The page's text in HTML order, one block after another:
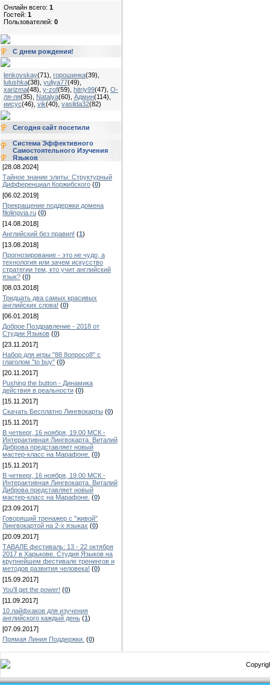
Онлайн всего: 1
Гостей: 1
Пользователей: 0
С днем рождения!
lenkovskay(71) горошинка(39)
lulushka(38) yuliya77(49)
xarizma(48) y-zof(59) hitriy99(47) О-
ля-ля(35) Natalya(60) Админ(114)
иисус(46) vik(40) vasilda32(82)
Сегодня сайт посетили
Система Эффективного
Самостоятельного Изучения
Языков
[28.08.2024]
Тайное знание элиты: Структурный
Дифференциал Коржибского (0)
[06.02.2019]
Прекращение поддержки домена
filolingvia.ru (0)
[14.08.2018]
Английский без правил! (1)
[13.08.2018]
Прогнозирование - это не чудо, а
технология или зачем искусство
стратегии тем, кто учит английский
язык? (0)
[08.03.2018]
Тридцать два самых красивых
английских слова! (0)
[06.01.2018]
Доброе Поздравление - 2018 от
Студии Языков (0)
[23.11.2017]
Набор для игры "88 8опросо8" с
глаголом "to buy" (0)
[20.11.2017]
Pushing the button - Динамика
действия в реальности (0)
[15.11.2017]
Скачать Бесплатно Лингвокарты (0)
[15.11.2017]
В четверг, 16 ноября, 19.00 МСК -
Интерактивная Лингвокарта. Виталий
Диброва представляет новый
мастер-класс на Марафоне. (0)
[15.11.2017]
В четверг, 16 ноября, 19.00 МСК -
Интерактивная Лингвокарта. Виталий
Диброва представляет новый
мастер-класс на Марафоне. (0)
[23.09.2017]
Говорящий тренажер с "живой"
Лингвокартой на 2-х языках (0)
[20.09.2017]
ТАВАЛЕ фестиваль: 13 - 22 октября
2017 в Харькове. Студия Языков на
крупнейшем фестивале тренингов и
методов развития человека! (0)
[15.09.2017]
You'll get the power! (0)
[11.09.2017]
10 лайфхаков для изучения
английского каждый день (1)
[07.09.2017]
Прямая Линия Поддержки. (0)